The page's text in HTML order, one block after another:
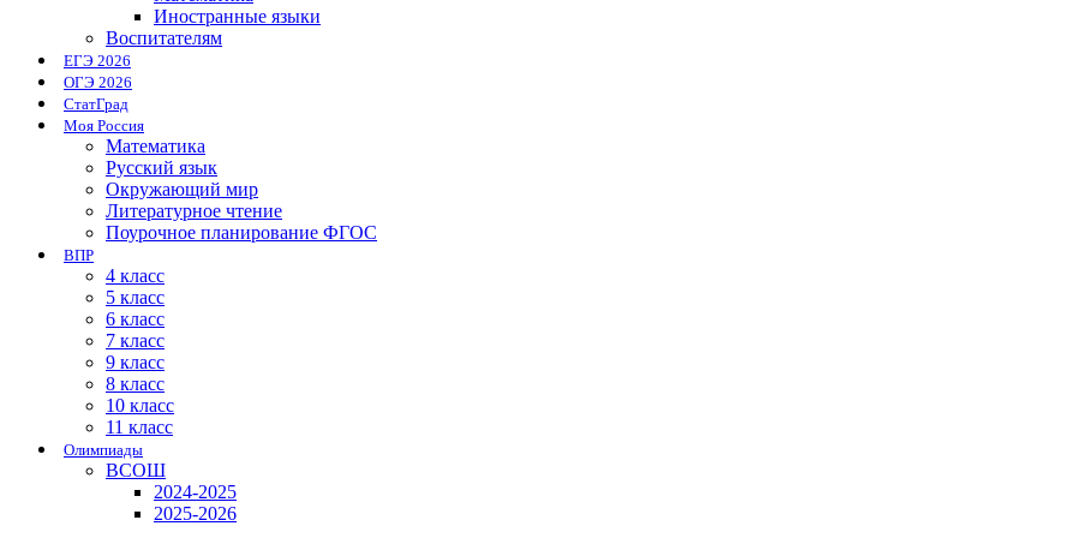
Иностранные языки
Воспитателям
ЕГЭ 2026
ОГЭ 2026
СтатГрад
Моя Россия
Математика
Русский язык
Окружающий мир
Литературное чтение
Поурочное планирование ФГОС
ВПР
4 класс
5 класс
6 класс
7 класс
9 класс
8 класс
10 класс
11 класс
Олимпиады
ВСОШ
2024-2025
2025-2026